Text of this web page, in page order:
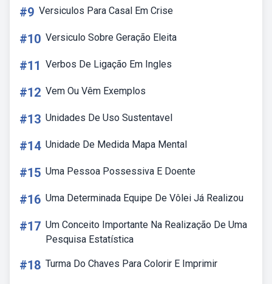
#9 Versiculos Para Casal Em Crise
#10 Versiculo Sobre Geração Eleita
#11 Verbos De Ligação Em Ingles
#12 Vem Ou Vêm Exemplos
#13 Unidades De Uso Sustentavel
#14 Unidade De Medida Mapa Mental
#15 Uma Pessoa Possessiva E Doente
#16 Uma Determinada Equipe De Vôlei Já Realizou
#17 Um Conceito Importante Na Realização De Uma
Pesquisa Estatística
#18 Turma Do Chaves Para Colorir E Imprimir